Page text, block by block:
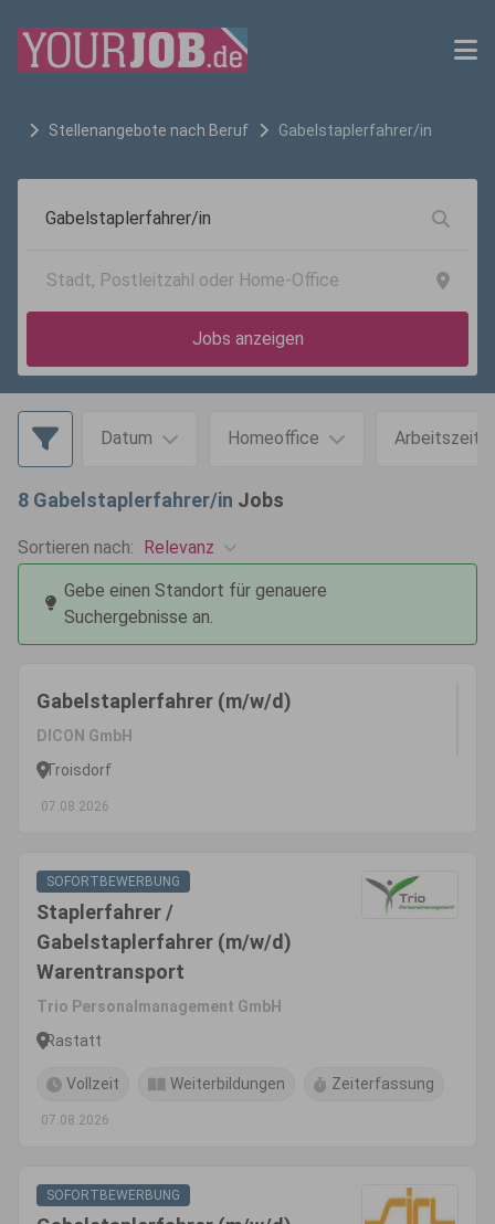
Stellenangebote nach Beruf Gabelstaplerfahrer/in
Jobs anzeigen
Datum Homeoffice Arbeitszeit
8 Gabelstaplerfahrer/in Jobs
Sortieren nach: Relevanz
Gebe einen Standort für genauere
Suchergebnisse an.
Gabelstaplerfahrer (m/w/d)
DICON GmbH
Troisdorf
07.08.2026
SOFORTBEWERBUNG
Staplerfahrer /
Gabelstaplerfahrer (m/w/d)
Warentransport
Trio Personalmanagement GmbH
Rastatt
Vollzeit Weiterbildungen Zeiterfassung
07.08.2026
SOFORTBEWERBUNG